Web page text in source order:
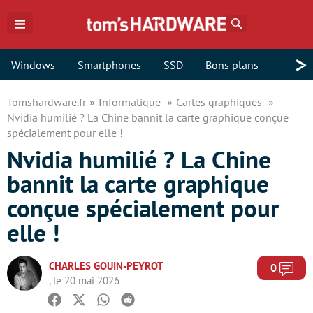
Windows Smartphones SSD Bons plans >
Tomshardware.fr Informatique
Cartes graphiques
Nvidia humilié ? La Chine bannit la carte graphique conçue
spécialement pour elle !
Nvidia humilié ? La Chine
bannit la carte graphique
conçue spécialement pour
elle !
CHARLES GOUIN-PEYROT
, le 20 mai 2026
0
Facebook
TwitterWhatsapp
Reddit